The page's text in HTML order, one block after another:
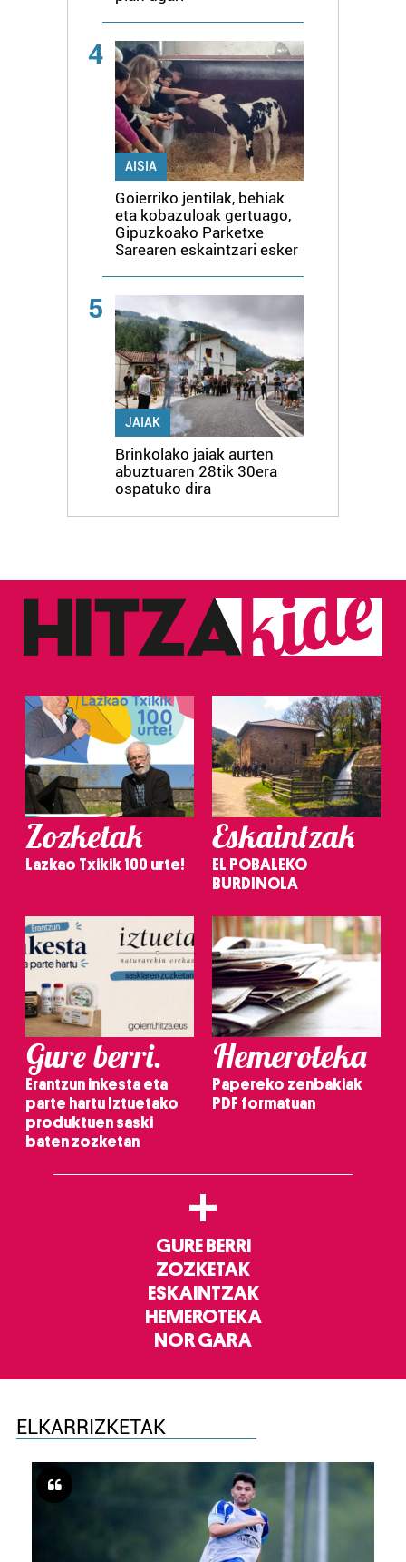
4
AISIA
Goierriko jentilak, behiak
eta kobazuloak gertuago,
Gipuzkoako Parketxe
Sarearen eskaintzari esker
5
JAIAK
Brinkolako jaiak aurten
abuztuaren 28tik 30era
ospatuko dira
Zozketak
Lazkao Txikik 100 urte!
Eskaintzak
EL POBALEKO
BURDINOLA
Gure berri.
Erantzun inkesta eta
parte hartu Iztuetako
produktuen saski
baten zozketan
Hemeroteka
Papereko zenbakiak
PDF formatuan
+
GURE BERRI
ZOZKETAK
ESKAINTZAK
HEMEROTEKA
NOR GARA
ELKARRIZKETAK